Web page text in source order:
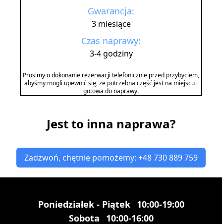
Gwarancja:
3 miesiące
Czas naprawy:
3-4 godziny
Prosimy o dokonanie rezerwacji telefonicznie przed przybyciem,
abyśmy mogli upewnić się, że potrzebna część jest na miejscu i
gotowa do naprawy.
Jest to inna naprawa?
Zadzwoń, chętnie pomożemy: +48 730 889 759
Poniedziałek - Piątek 10:00-19:00
Sobota
10:00-16:00